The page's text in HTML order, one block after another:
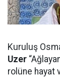
Kuruluş
Uzer
rolüne hayat